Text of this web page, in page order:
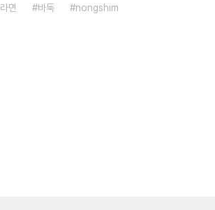
라면 바둑 nongshim